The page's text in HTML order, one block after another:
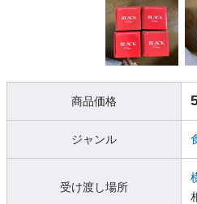
商品価格
ジャンル
受け渡し場所